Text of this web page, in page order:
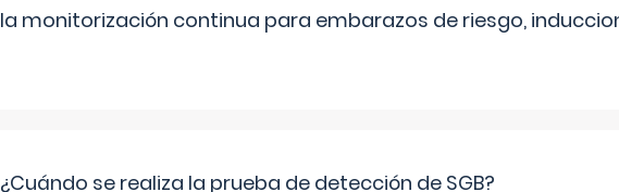
la monitorización continua para embarazos de riesgo,
¿Cuándo se realiza la prueba de detección de SGB?